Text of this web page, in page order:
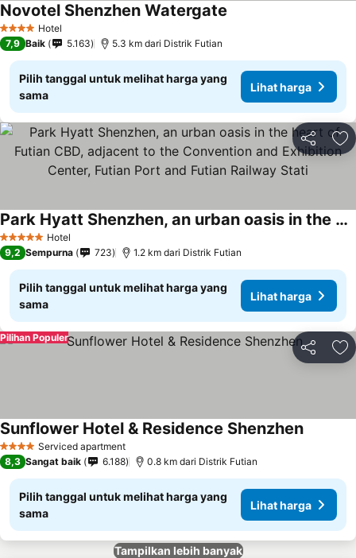
4 BintangHotel
Novotel Shenzhen Watergate
7,9 Baik 5.163 5.3 km dari Distrik Futian
Pilih tanggal untuk melihat harga yang
sama
Lihat harga
Bagikan
5 Bintang Hotel
Park Hyatt Shenzhen, an urban oasis in the heart of Futian CBD, adjacent to the Convention and Exhibition Center, Futian Port and Futian Railway Stati
Lihat harga
9,2 Sempurna 723 1.2 km dari Distrik Futian
Pilih tanggal untuk melihat harga yang
sama
Lihat harga
Bagikan
Pilihan Populer
4 BintangServiced apartment
Sunflower Hotel & Residence ShenzhenLihat
8,3 Sangat baik 6.188 0.8 km dari Distrik Futian
Pilih tanggal untuk melihat harga yang
sama
Lihat harga
Tampilkan lebih banyak